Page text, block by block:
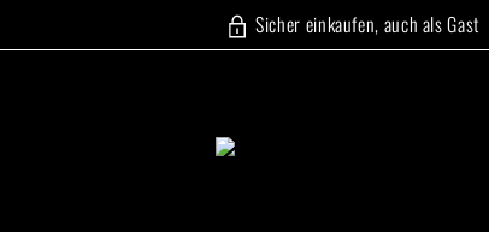
Sicher einkaufen, auch als Gast